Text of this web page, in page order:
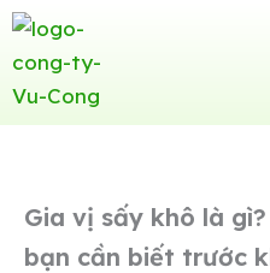
Gia vị sấy khô là
bạn cần biết trước